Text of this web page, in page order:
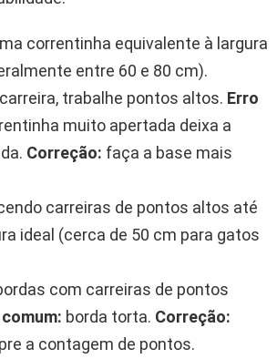
correntinha equivalente à largura
entre 60 e 80 cm).
trabalhe pontos altos. Erro
muito apertada deixa a
Correção: faça a base mais
carreiras de pontos altos até
ideal (cerca de 50 cm para gatos
com carreiras de pontos
borda torta. Correção:
a contagem de pontos.